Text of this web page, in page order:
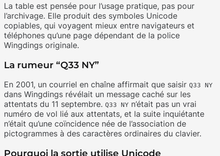
La table est pensée pour l’usage pratique, pas pour
l’archivage. Elle produit des symboles Unicode
copiables, qui voyagent mieux entre navigateurs et
téléphones qu’une page dépendant de la police
Wingdings originale.
La rumeur “Q33 NY”
En 2001, un courriel en chaîne affirmait que saisir Q33 NY
dans Wingdings révélait un message caché sur les
attentats du 11 septembre. Q33 NY n’était pas un vrai
numéro de vol lié aux attentats, et la suite inquiétante
n’était qu’une coïncidence née de l’association de
pictogrammes à des caractères ordinaires du clavier.
Pourquoi la sortie utilise Unicode